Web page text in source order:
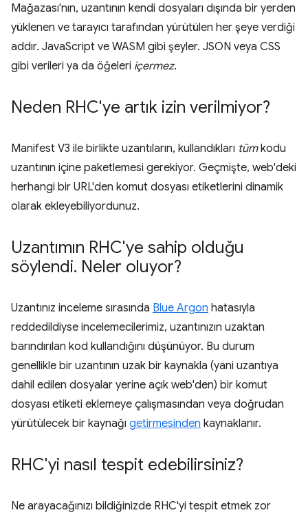
Mağazası'nın, uzantının kendi dosyaları dışında bir yerden
yüklenen ve tarayıcı tarafından yürütülen her şeye verdiği
addır. JavaScript ve WASM gibi şeyler. JSON veya CSS
gibi verileri ya da öğeleri içermez.
Neden RHC'ye artık izin verilmiyor?
Manifest V3 ile birlikte uzantıların, kullandıkları tümkodu
uzantının içine paketlemesi gerekiyor. Geçmişte, web'deki
herhangi bir URL'den komut dosyası etiketlerini dinamik
olarak ekleyebiliyordunuz.
Uzantımın RHC'ye sahip olduğu
söylendi. Neler oluyor?
Uzantınız inceleme sırasında Blue Argon hatasıyla
reddedildiyse incelemecilerimiz, uzantınızın uzaktan
barındırılan kod kullandığını düşünüyor. Bu durum
genellikle bir uzantının uzak bir kaynakla (yani uzantıya
dahil edilen dosyalar yerine açık web'den) bir komut
dosyası etiketi eklemeye çalışmasından veya doğrudan
yürütülecek bir kaynağı getirmesinden kaynaklanır.
RHC'yi nasıl tespit edebilirsiniz?
Ne arayacağınızı bildiğinizde RHC'yi tespit etmek zor